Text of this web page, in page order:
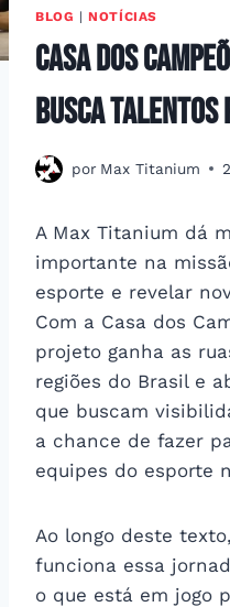
BLOG |NOTÍCIAS
Casa dos
busca talentos
por Max Titanium
A Max Titanium dá
importante na
esporte e revelar
Com a Casa dos
projeto ganha as
regiões do Brasil e
que buscam
a chance de fazer
equipes do esporte
Ao longo deste
funciona essa
o que está em jogo